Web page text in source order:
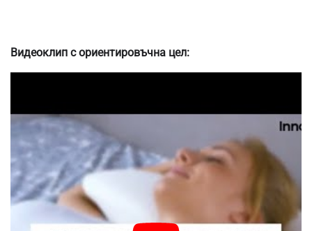
Видеоклип с ориентировъчна цел: